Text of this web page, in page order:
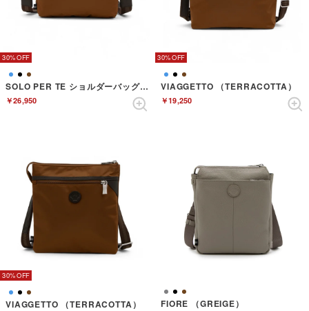
30%
SOLO PER TE ショルダーバッグ （TERRACOTTA）
￥26,950
30%
VIAGGETTO （TERRACOTTA）
￥19,250
30%
VIAGGETTO （TERRACOTTA） FIORE （GREIGE）